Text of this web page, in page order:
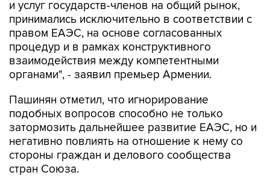
и услуг государств-членов на общий рынок,
принимались исключительно в соответствии с
правом ЕАЭС, на основе согласованных
процедур и в рамках конструктивного
взаимодействия между компетентными
органами", - заявил премьер Армении.
Пашинян отметил, что игнорирование
подобных вопросов способно не только
затормозить дальнейшее развитие ЕАЭС, но и
негативно повлиять на отношение к нему со
стороны граждан и делового сообщества
стран Союза.